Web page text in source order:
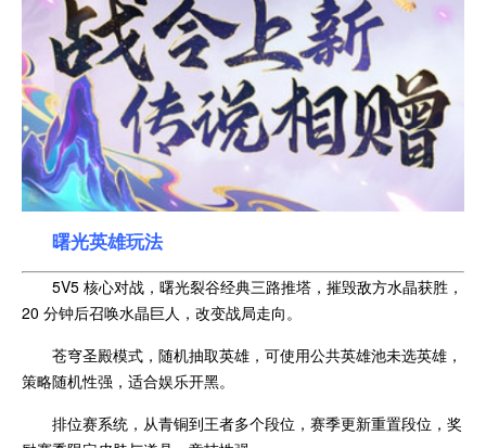
曙光英雄玩法
5V5 核心对战，曙光裂谷经典三路推塔，摧毁敌方水晶获胜，
20 分钟后召唤水晶巨人，改变战局走向。
苍穹圣殿模式，随机抽取英雄，可使用公共英雄池未选英雄，
策略随机性强，适合娱乐开黑。
排位赛系统，从青铜到王者多个段位，赛季更新重置段位，奖